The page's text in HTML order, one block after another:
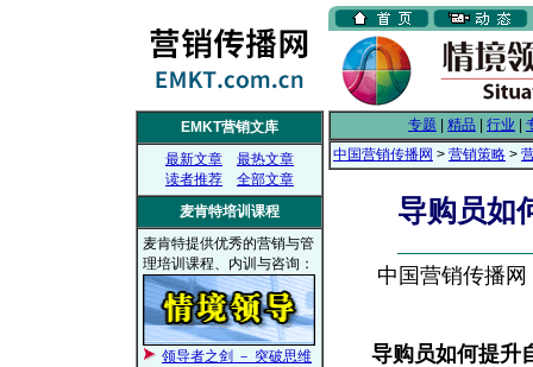
EMKT营销文库
最新文章
最热文章
读者推荐
全部文章
麦肯特培训课程
麦肯特提供优秀的营销与管
理培训课程、内训与咨询：
领导者之剑 － 突破思维
专题 精品 行业
中国营销传播网 > 营销策略 >
导购员如
中国营销传播
导购员如何提升